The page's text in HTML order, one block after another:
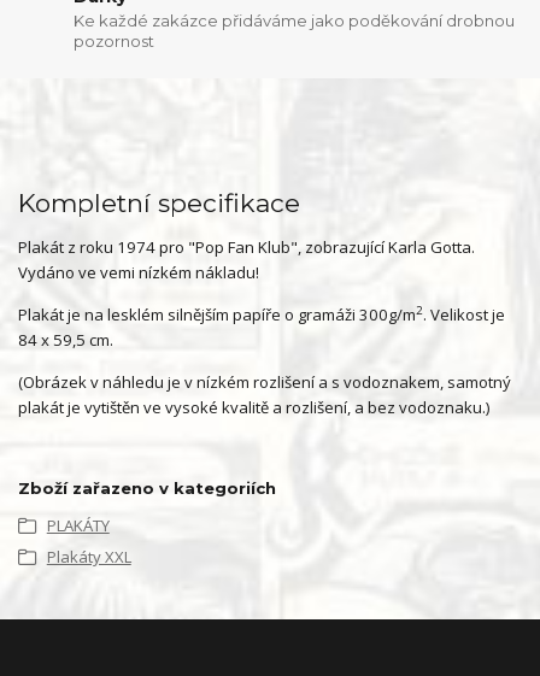
Ke každé zakázce přidáváme jako poděkování drobnou
pozornost
Kompletní specifikace
Plakát z roku 1974 pro "Pop Fan Klub", zobrazující Karla Gotta.
Vydáno ve vemi nízkém nákladu!
Plakát je na lesklém silnějším papíře o gramáži 300g/m2. Velikost je
84 x 59,5 cm.
(Obrázek v náhledu je v nízkém rozlišení a s vodoznakem, samotný
plakát je vytištěn ve vysoké kvalitě a rozlišení, a bez vodoznaku.)
Zboží zařazeno v kategoriích
PLAKÁTY
Plakáty XXL